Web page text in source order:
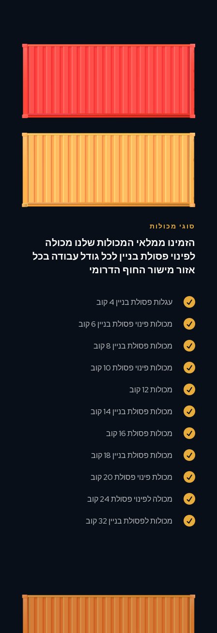
סוגי מכולות
הזמינו ממלאי המכולות שלנו מכולה
לפינוי פסולת בניין לכל גודל עבודה בכל
אזור מישור החוף הדרומי
 עגלות פסולת בניין 4 קוב
 מכולות פינוי פסולת בניין 6 קוב
 מכולות פסולת בניין 8 קוב
 מכולות פינוי פסולת 10 קוב
 מכולות 12 קוב
 מכולות פסולת בניין 14 קוב
 מכולות פסולת 16 קוב
 מכולות פסולת בניין 18 קוב
 מכולת פינוי פסולת 20 קוב
 מכולה לפינוי פסולת 24 קוב
 מכולות לפסולת בניין 32 קוב